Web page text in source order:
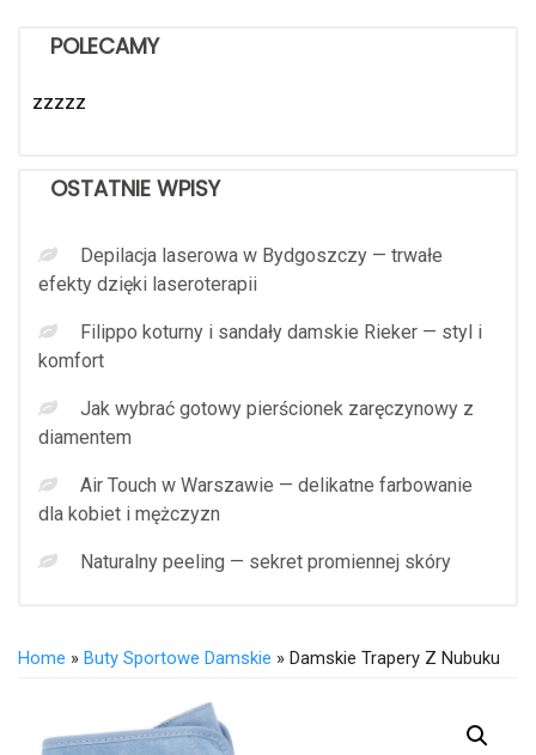
POLECAMY
zzzzz
OSTATNIE WPISY
Depilacja laserowa w Bydgoszczy — trwałe
efekty dzięki laseroterapii
Filippo koturny i sandały damskie Rieker — styl i
komfort
Jak wybrać gotowy pierścionek zaręczynowy z
diamentem
Air Touch w Warszawie — delikatne farbowanie
dla kobiet i mężczyzn
Naturalny peeling — sekret promiennej skóry
Home » Buty Sportowe Damskie » Damskie Trapery Z Nubuku